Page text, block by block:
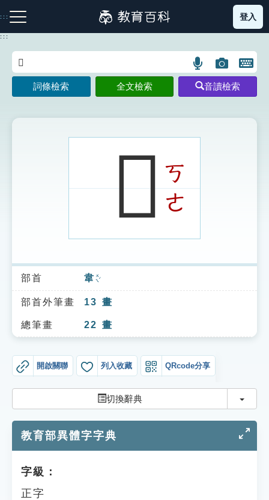
到
主
:::
注音索引圖示 筆畫索引圖示 部首索引表圖示
索引選單
知識索引
單字索引
貓頭鷹博士
登入
:::
語
言
搜
示
圖
片
搜
開
鍵
圖
詞條檢索 全文檢索 音讀檢索
𩏭ㄎ
ㄜ
部首 韋 ㄨㄟˊ
部首外筆畫 13 畫
總筆畫 22 畫
開啟關聯 列入收藏 QRcode分享
切換辭典 切換
教育部異體字字典
字級：
正字